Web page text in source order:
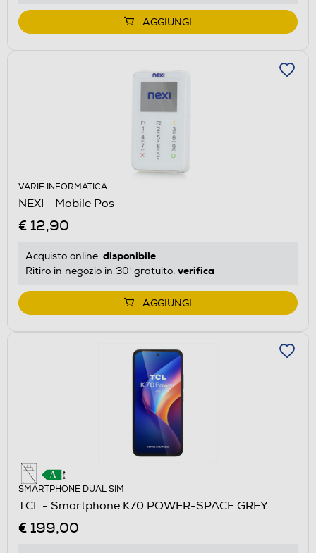
AGGIUNGI
VARIE INFORMATICA
NEXI - Mobile Pos
€ 12,90
Acquisto online: disponibile
Ritiro in negozio in 30' gratuito: verifica
AGGIUNGI
SMARTPHONE DUAL SIM
TCL - Smartphone K70 POWER-SPACE GREY
€ 199,00